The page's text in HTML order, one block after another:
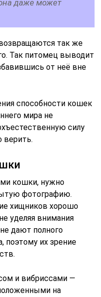
даже может
так же
Так питомец выводит
от неё вне
способности кошек
мира не
силу
верить.
кошки, нужно
фотографию.
хищников хорошо
уделяя внимания
дают полного
поэтому их зрение
и вибриссами —
на